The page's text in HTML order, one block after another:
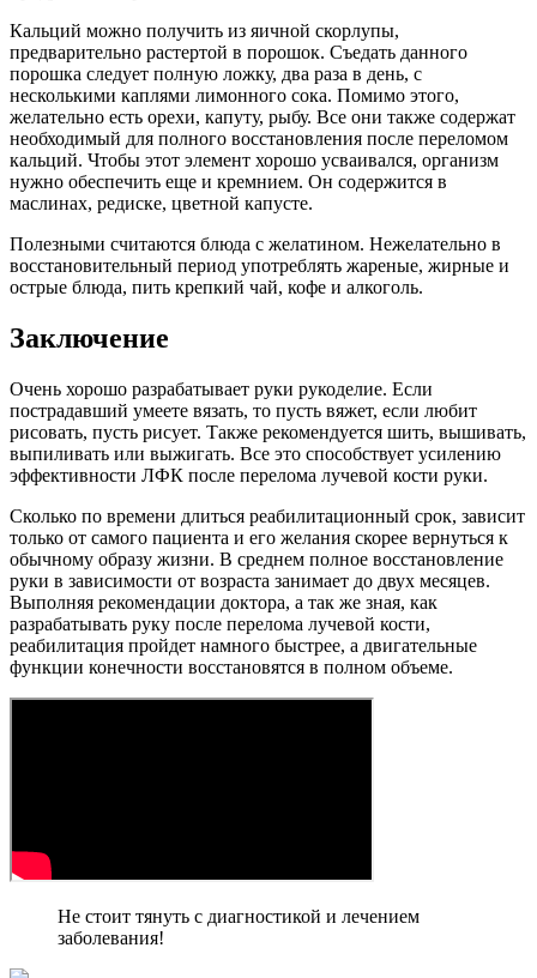
Кальций можно получить из яичной скорлупы,
предварительно растертой в порошок. Съедать данного
порошка следует полную ложку, два раза в день, с
несколькими каплями лимонного сока. Помимо этого,
желательно есть орехи, капуту, рыбу. Все они также содержат
необходимый для полного восстановления после переломом
кальций. Чтобы этот элемент хорошо усваивался, организм
нужно обеспечить еще и кремнием. Он содержится в
маслинах, редиске, цветной капусте.
Полезными считаются блюда с желатином. Нежелательно в
восстановительный период употреблять жареные, жирные и
острые блюда, пить крепкий чай, кофе и алкоголь.
Заключение
Очень хорошо разрабатывает руки рукоделие. Если
пострадавший умеете вязать, то пусть вяжет, если любит
рисовать, пусть рисует. Также рекомендуется шить, вышивать,
выпиливать или выжигать. Все это способствует усилению
эффективности ЛФК после перелома лучевой кости руки.
Сколько по времени длиться реабилитационный срок, зависит
только от самого пациента и его желания скорее вернуться к
обычному образу жизни. В среднем полное восстановление
руки в зависимости от возраста занимает до двух месяцев.
Выполняя рекомендации доктора, а так же зная, как
разрабатывать руку после перелома лучевой кости,
реабилитация пройдет намного быстрее, а двигательные
функции конечности восстановятся в полном объеме.
Не стоит тянуть с диагностикой и лечением
заболевания!